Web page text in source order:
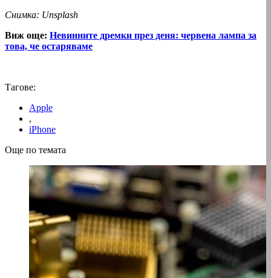
Снимка: Unsplash
Виж още: Невинните дремки през деня: червена лампа за
това, че остаряваме
Тагове:
Apple
,
iPhone
Още по темата